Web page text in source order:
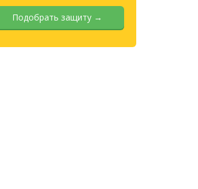
Подобрать защиту →